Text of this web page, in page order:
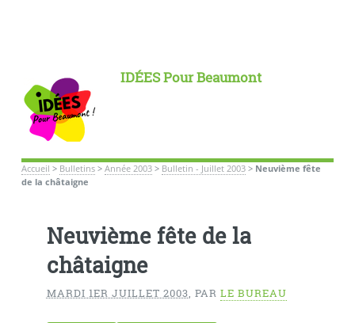
IDÉES Pour Beaumont
Accueil > Bulletins> Année 2003> Bulletin - Juillet 2003> Neuvième fête
de la châtaigne
Neuvième fête de la
châtaigne
MARDI 1ER JUILLET 2003, PAR LE BUREAU